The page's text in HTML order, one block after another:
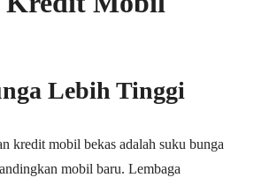
Lebih Tinggi
kredit mobil bekas adalah suku bunga
mobil baru. Lembaga